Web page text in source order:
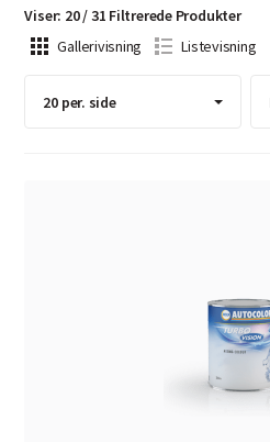
Viser: 20/31 Filtrerede Produkter
Gallerivisning
Listevisning